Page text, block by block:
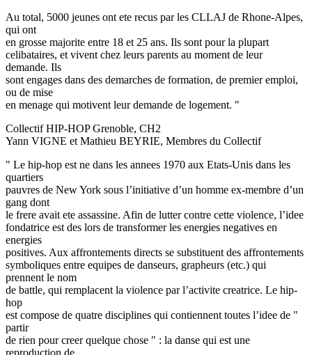
Au total, 5000 jeunes ont ete recus par les CLLAJ de Rhone-Alpes,
qui ont
en grosse majorite entre 18 et 25 ans. Ils sont pour la plupart
celibataires, et vivent chez leurs parents au moment de leur
demande. Ils
sont engages dans des demarches de formation, de premier emploi,
ou de mise
en menage qui motivent leur demande de logement. "
Collectif HIP-HOP Grenoble, CH2
Yann VIGNE et Mathieu BEYRIE, Membres du Collectif
" Le hip-hop est ne dans les annees 1970 aux Etats-Unis dans les
quartiers
pauvres de New York sous l’initiative d’un homme ex-membre d’un
gang dont
le frere avait ete assassine. Afin de lutter contre cette violence, l’idee
fondatrice est des lors de transformer les energies negatives en
energies
positives. Aux affrontements directs se substituent des affrontements
symboliques entre equipes de danseurs, grapheurs (etc.) qui
prennent le nom
de battle, qui remplacent la violence par l’activite creatrice. Le hip-
hop
est compose de quatre disciplines qui contiennent toutes l’idee de "
partir
de rien pour creer quelque chose " : la danse qui est une
reproduction de